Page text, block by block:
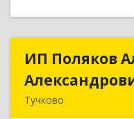
ИП Поляков
Тучково
ИП